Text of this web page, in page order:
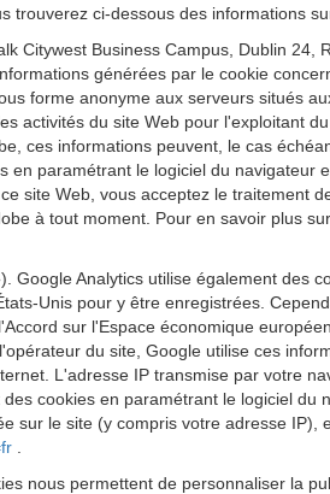
ci-dessous des informations
Citywest Business Campus, Dublin
générées par le cookie
forme anonyme aux serveurs situés
activités du site Web pour l'exploitant
ces informations peuvent, le cas
paramétrant le logiciel du
site Web, vous acceptez le traitement
à tout moment. Pour en savoir plus
Analytics utilise également des
Unis pour y être enregistrées.
sur l'Espace économique
du site, Google utilise ces
L'adresse IP transmise par votre
cookies en paramétrant le logiciel
le site (y compris votre adresse
nous permettent de personnaliser la